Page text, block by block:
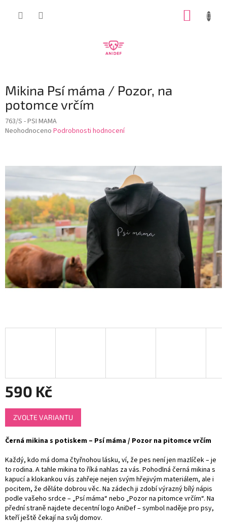
Mikina Psí máma / Pozor, na
potomce vrčím
763/S - PSI MAMA
Průměrné
0,0
z
5
hvězdiček.
Neohodnoceno Podrobnosti hodnocení
590 Kč
Měrná
cena:
ZVOLTE VARIANTU
Černá mikina s potiskem – Psí máma / Pozor na pitomce vrčím
Každý, kdo má doma čtyřnohou lásku, ví, že pes není jen mazlíček – je
to rodina. A tahle mikina to říká nahlas za vás. Pohodlná černá mikina s
kapucí a klokankou vás zahřeje nejen svým hřejivým materiálem, ale i
pocitem, že děláte dobrou věc. Na zádech ji zdobí výrazný bílý nápis
podle vašeho srdce – „Psí máma“ nebo „Pozor na pitomce vrčím“. Na
přední straně najdete decentní logo AniDef – symbol naděje pro psy,
kteří ještě čekají na svůj domov.